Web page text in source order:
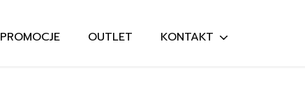
PROMOCJE OUTLET KONTAKT